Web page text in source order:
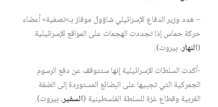
– هدد وزير الدفاع الإسرائيلي شاؤول موفاز بـ»تصفية» أعضاء
حركة حماس إذا تجددت الهجمات على المواقع الإسرائيلية
(النهار، بيروت).
-أكدت السلطات الإسرائيلية إنها ستتوقف عن دفع الرسوم
الجمركية التي تجبيها على البضائع المستوردة إلى الضفة
الغربية وقطاع غزة للسلطة الفلسطينية (السفير، بيروت).